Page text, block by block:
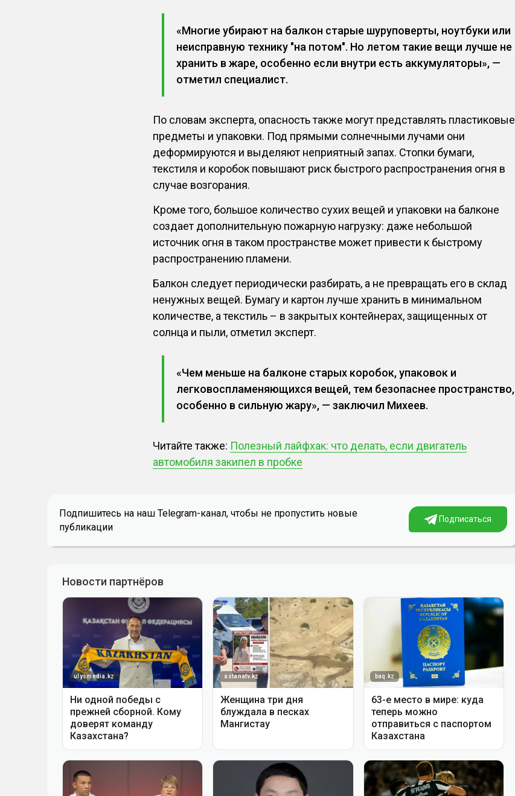
«Многие убирают на балкон старые шуруповерты, ноутбуки или
неисправную технику "на потом". Но летом такие вещи лучше не
хранить в жаре, особенно если внутри есть аккумуляторы», —
отметил специалист.
По словам эксперта, опасность также могут представлять пластиковые
предметы и упаковки. Под прямыми солнечными лучами они
деформируются и выделяют неприятный запах. Стопки бумаги,
текстиля и коробок повышают риск быстрого распространения огня в
случае возгорания.
Кроме того, большое количество сухих вещей и упаковки на балконе
создает дополнительную пожарную нагрузку: даже небольшой
источник огня в таком пространстве может привести к быстрому
распространению пламени.
Балкон следует периодически разбирать, а не превращать его в склад
ненужных вещей. Бумагу и картон лучше хранить в минимальном
количестве, а текстиль – в закрытых контейнерах, защищенных от
солнца и пыли, отметил эксперт.
«Чем меньше на балконе старых коробок, упаковок и
легковоспламеняющихся вещей, тем безопаснее пространство,
особенно в сильную жару», — заключил Михеев.
Читайте также: Полезный лайфхак: что делать, если двигатель
автомобиля закипел в пробке
Подпишитесь на наш Telegram-канал, чтобы не пропустить новые
публикации
Подписаться